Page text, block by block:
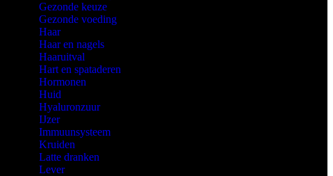
Gezonde keuze
Gezonde voeding
Haar
Haar en nagels
Haaruitval
Hart en spataderen
Hormonen
Huid
Hyaluronzuur
IJzer
Immuunsysteem
Kruiden
Latte dranken
Lever